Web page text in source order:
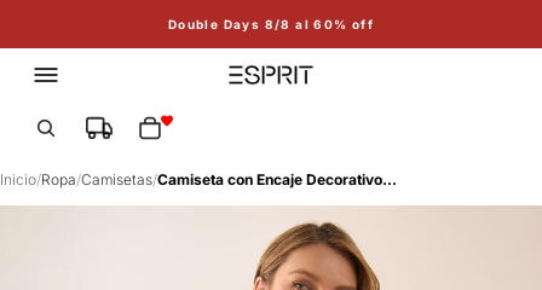
Double Days 8/8 al 60% off
Inicio/Ropa/Camisetas/ Camiseta con Encaje Decorativo - Rosa